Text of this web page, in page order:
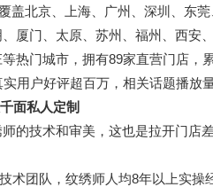
盖北京、上海、广州、深圳、东
厦门、太原、苏州、福州、西
热门城市，拥有89家直营门店
用户好评超百万，相关话题播放
面私人定制
的技术和审美，这也是拉开门店
术团队，纹绣师人均8年以上实